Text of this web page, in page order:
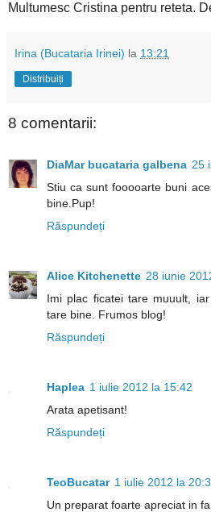
Multumesc Cristina pentru reteta.
Irina (Bucataria Irinei) la 13:21
Distribuiți
8 comentarii:
DiaMar bucataria galbena 25
Stiu ca sunt fooooarte buni
bine.Pup!
Răspundeți
Alice Kitchenette 28 iunie
Imi plac ficatei tare muuult,
tare bine. Frumos blog!
Răspundeți
Haplea 1 iulie 2012 la 15:42
Arata apetisant!
Răspundeți
TeoBucatar 1 iulie 2012 la
Un preparat foarte apreciat in